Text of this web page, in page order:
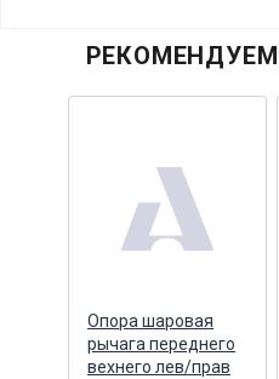
Опора шаровая
рычага переднего
вехнего лев/прав